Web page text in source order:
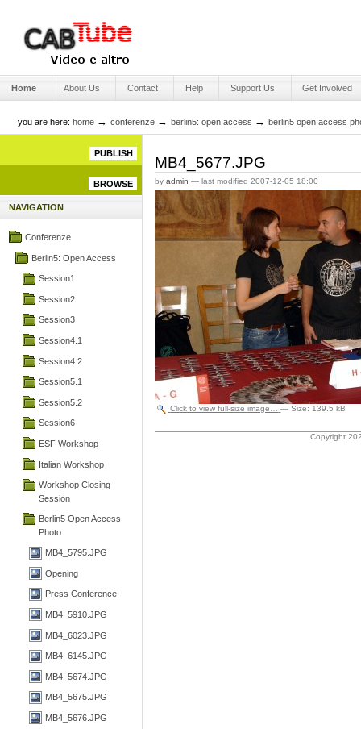
content.
navigation
Engage Media
Home
About Us Contact Help Support Us Get Involved
you are here: home →conferenze →berlin5: open access →berlin5 open access
PUBLISH
BROWSE
NAVIGATION
Conferenze
Berlin5: Open Access
Session1
Session2
Session3
Session4.1
Session4.2
Session5.1
Session5.2
Session6
ESF Workshop
Italian Workshop
Workshop Closing
Session
Berlin5 Open Access
Photo
MB4_5795.JPG
Opening
Press Conference
MB4_5910.JPG
MB4_6023.JPG
MB4_6145.JPG
MB4_5674.JPG
MB4_5675.JPG
MB4_5676.JPG
MB4_5677.JPG
byadmin —last modified2007-12-05 18:00
Click to view full-size image… —Size:139.5 kB
Copyright